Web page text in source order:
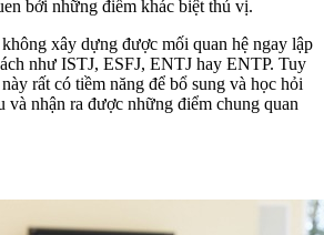
bởi những điểm khác biệt thú vị.
xây dựng được mối quan hệ ngay lập
như ISTJ, ESFJ, ENTJ hay ENTP. Tuy
rất có tiềm năng để bổ sung và học hỏi
và nhận ra được những điểm chung quan